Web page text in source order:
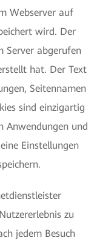
Webserver auf
wird. Der
Server abgerufen
hat. Der Text
Seitennamen
sind einzigartig
Anwendungen und
Einstellungen
zu
jedem Besuch